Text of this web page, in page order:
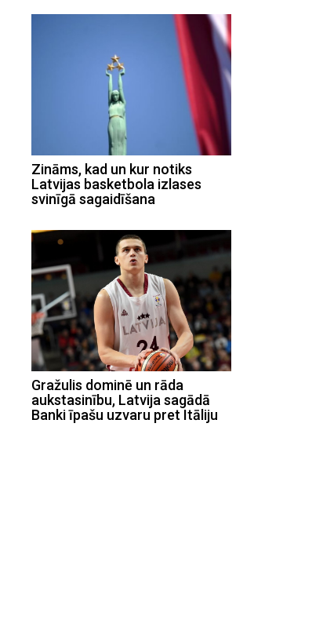
Zināms, kad un kur notiks
Latvijas basketbola izlases
svinīgā sagaidīšana
Gražulis dominē un rāda
aukstasinību, Latvija sagādā
Banki īpašu uzvaru pret Itāliju